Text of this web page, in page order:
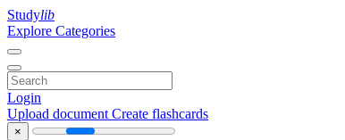
Studylib
Explore Categories
Login
Upload document Create flashcards
×